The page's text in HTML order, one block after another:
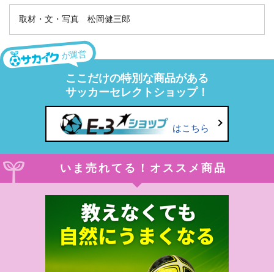
取材・文・写真 松岡健三郎
が運営
ここだけの特別な商品がある
サッカーセレクトショップ！
はこちら
いま売れてる！オススメ商品